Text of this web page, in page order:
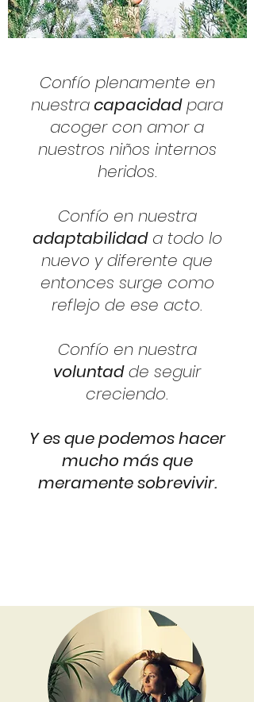
Confío plenamente en
nuestracapacidadpara
acoger con amor a
nuestros niños internos
heridos.
Confío en nuestra
adaptabilidada todo lo
nuevo y diferente que
entonces surge como
reflejo de ese acto.
Confío en nuestra
voluntadde seguir
creciendo.
Y es que podemos hacer
mucho más que
meramente sobrevivir.